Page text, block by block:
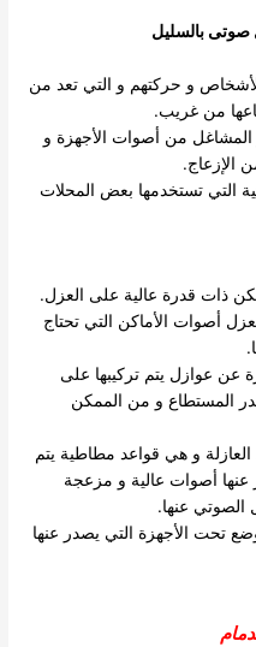
بالسليل
و حركتهم و التي تعد من
من غريب.
المشاغل من أصوات الأجهزة و
الإزعاج.
التي تستخدمها بعض المحلات
ذات قدرة عالية على العزل.
أصوات الأماكن التي تحتاج
عن عوازل يتم تركيبها على
المستطاع و من الممكن
و هي قواعد مطاطية يتم
أصوات عالية و مزعجة
الصوتي عنها.
تحت الأجهزة التي يصدر عنها